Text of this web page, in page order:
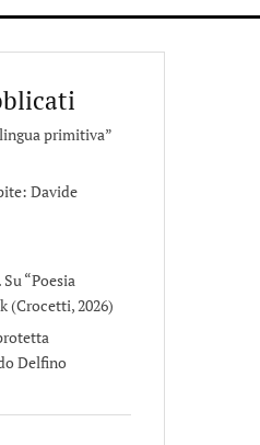
primitiva”
Davide
“Poesia
(Crocetti, 2026)
Delfino